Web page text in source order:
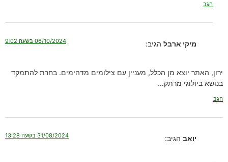
הגב
מיקי ארבל הגיב: 06/10/2024 בשעה 9:02
ירון, האתר יוצא מן הכלל, מעניין עם צילומים מדהימים. בחרת להתמקד
בנושא ביולוגי מרתק…
הגב
יואב הגיב: 31/08/2024 בשעה 13:28